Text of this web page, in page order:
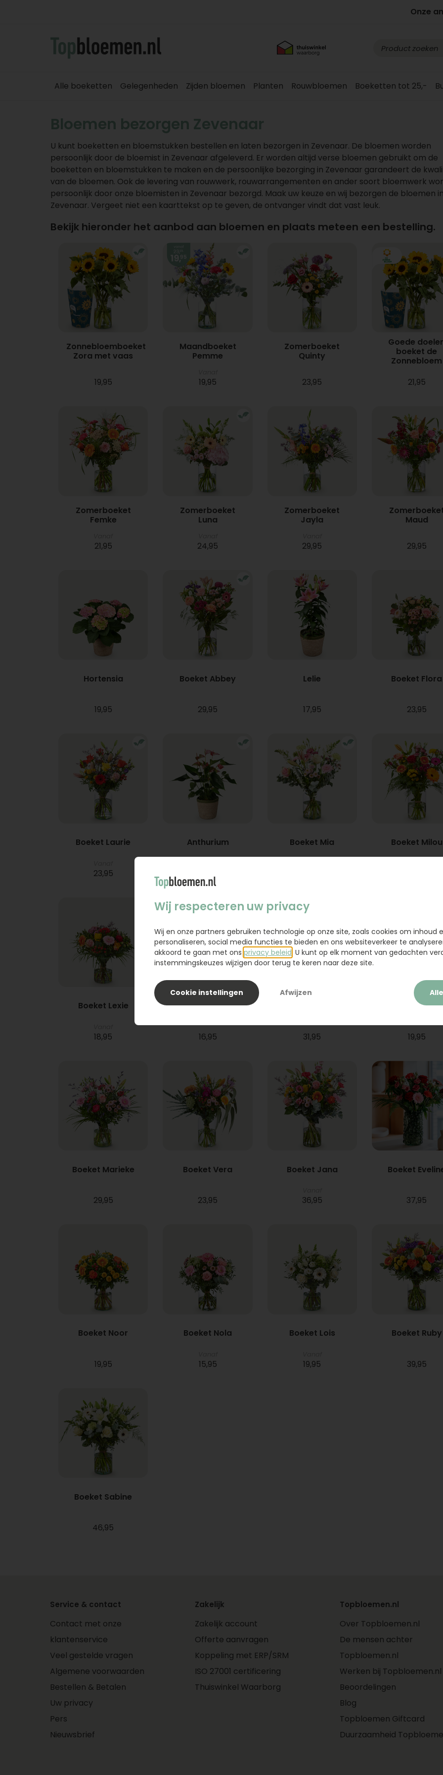
Onze
Alle boeketten Gelegenheden Zijden bloemen Planten Rouwbloemen Boeketten tot 25,-
Bloemen bezorgen Zevenaar
U kunt boeketten en bloemstukken bestellen en laten bezorgen in Zevenaar. De bloemen worden
persoonlijk door de bloemist in Zevenaar afgeleverd. Er worden altijd verse bloemen gebruikt om de
boeketten en bloemstukken te maken en de persoonlijke bezorging in Zevenaar garandeert de
van de bloemen. Ook de levering van rouwwerk, rouwarrangementen en ander soort bloemwerk
persoonlijk door onze bloemisten in Zevenaar bezorgd. Maak uw keuze en wij bezorgen de bloemen
Zevenaar. Vergeet niet een kaarttekst op te geven, de ontvanger vindt dat vast leuk.
Bekijk hieronder het aanbod aan bloemen en plaats meteen een bestelling.
Zonnebloemboeket
Zora met vaas
19,95
Maandboeket
Pemme
19,95
Zomerboeket
Quinty
23,95
Goede
boeket de
Zonnebloem
21,95
Zomerboeket
Femke
21,95
Zomerboeket
Luna
24,95
Zomerboeket
Jayla
29,95
Maud
29,95
Hortensia
19,95
Boeket Abbey
29,95
Lelie
17,95
Boeket Flora
23,95
Boeket Laurie
23,95
Anthurium Boeket Mia Boeket Milou
Boeket Lexie
18,95
Phlebodium
16,95 31,95
Sanseveria
19,95
Boeket Marieke
29,95
Boeket Vera
23,95
Boeket Jana
36,95
Boeket
37,95
Boeket Noor
19,95
Boeket Nola
15,95
Boeket Lois
19,95
Boeket Ruby
39,95
Boeket Sabine
46,95
Service & contact
Contact met onze
klantenservice
Veel gestelde vragen
Algemene voorwaarden
Bestellen & Betalen
Uw privacy
Pers
Nieuwsbrief
Zakelijk
Zakelijk account
Offerte aanvragen
Koppeling met ERP/SRM
ISO 27001 certificering
Thuiswinkel Waarborg
Topbloemen.nl
Over Topbloemen.nl
De mensen achter
Topbloemen.nl
Werken bij Topbloemen.nl
Beoordelingen
Blog
Topbloemen Giftcard
Duurzaamheid
Wij respecteren uw privacy
Wij en onze partners gebruiken technologie op onze site, zoals cookies om inhoud
personaliseren, social media functies te bieden en ons websiteverkeer te
akkoord te gaan met ons privacy beleid . U kunt op elk moment van gedachten
instemmingskeuzes wijzigen door terug te keren naar deze site.
Cookie instellingen Afwijzen